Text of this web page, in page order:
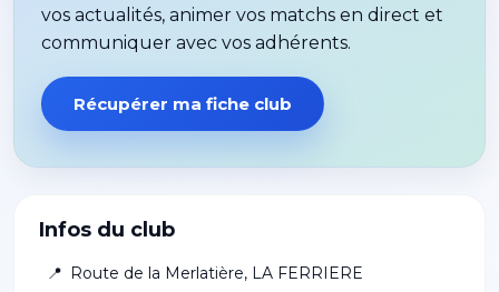
Infos du club
📍 Route de la Merlatière, LA FERRIERE
vos actualités, animer vos matchs en direct et
communiquer avec vos adhérents.
Récupérer ma fiche club